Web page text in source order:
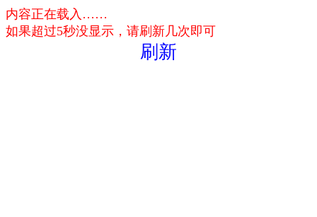
内容正在载入……
如果超过5秒没显示，请刷新几次即可
刷新